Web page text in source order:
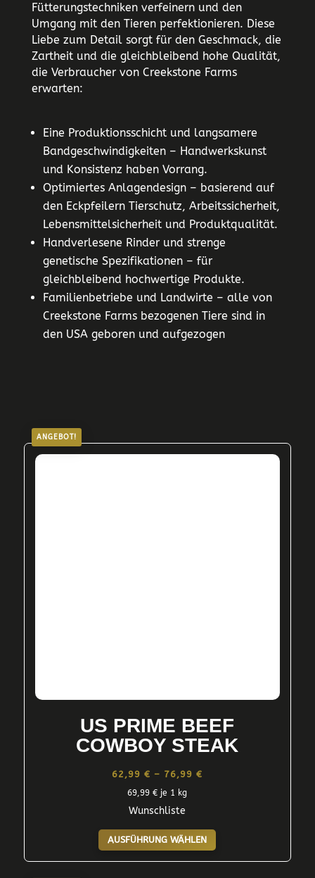
Fütterungstechniken verfeinern und den
Umgang mit den Tieren perfektionieren. Diese
Liebe zum Detail sorgt für den Geschmack, die
Zartheit und die gleichbleibend hohe Qualität,
die Verbraucher von Creekstone Farms
erwarten:
Eine Produktionsschicht und langsamere
Bandgeschwindigkeiten – Handwerkskunst
und Konsistenz haben Vorrang.
Optimiertes Anlagendesign – basierend auf
den Eckpfeilern Tierschutz, Arbeitssicherheit,
Lebensmittelsicherheit und Produktqualität.
Handverlesene Rinder und strenge
genetische Spezifikationen – für
gleichbleibend hochwertige Produkte.
Familienbetriebe und Landwirte – alle von
Creekstone Farms bezogenen Tiere sind in
den USA geboren und aufgezogen
ANGEBOT!
US PRIME BEEF
COWBOY STEAK
62,99€ – 76,99€
76,99 €
69,99€ je 1 kg
Wunschliste
AUSFÜHRUNG WÄHLEN
Dieses
Produkt
weist